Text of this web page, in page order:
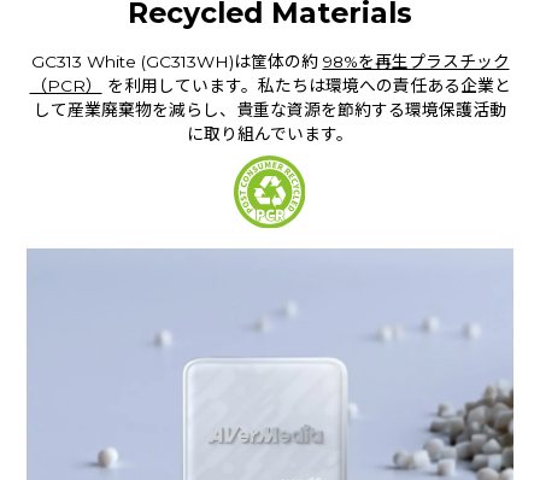
Recycled Materials
GC313 White (GC313WH)は筐体の約 98%を再生プラスチック
（PCR）
を利用しています。私たちは環境への責任ある企業と
して産業廃棄物を減らし、貴重な資源を節約する環境保護活動
に取り組んでいます。